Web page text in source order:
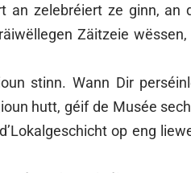
an zelebréiert ze ginn, an
Zäitzeie
stinn. Wann Dir
hutt, géif de Musée
op eng